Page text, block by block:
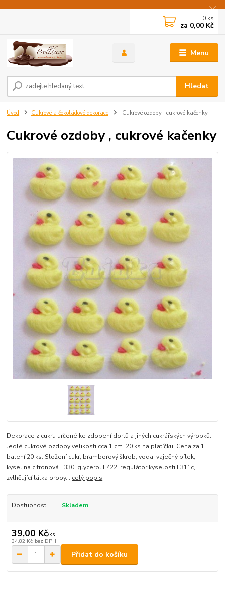
Menu
Hledat
0 ks
za 0,00 Kč
Úvod Cukrové a čokoládové dekorace Cukrové ozdoby , cukrové kačenky
Cukrové ozdoby , cukrové kačenky
Dekorace z cukru určené ke zdobení dortů a jiných cukrářských výrobků.
Jedlé cukrové ozdoby velikosti cca 1 cm. 20 ks na platíčku. Cena za 1
balení 20 ks. Složení cukr, bramborový škrob, voda, vaječný bílek,
kyselina citronová E330, glycerol E422, regulátor kyselosti E311c,
zvlhčující látka propy... celý popis
Dostupnost Skladem
39,00 Kč/ks
34,82 Kč bez DPH
Přidat do košíku